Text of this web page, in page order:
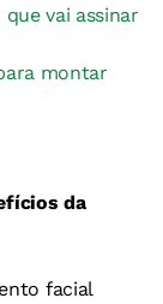
vai assinar
montar
da
facial